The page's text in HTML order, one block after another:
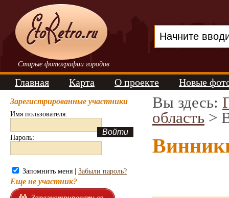
Старые фотографии городов
Главная Карта О проекте Новые
Зарегистрированные участники
Имя пользователя:
Пароль:
Запомнить меня | Забыли пароль?
Еще не участник?
Вы здесь:
область >